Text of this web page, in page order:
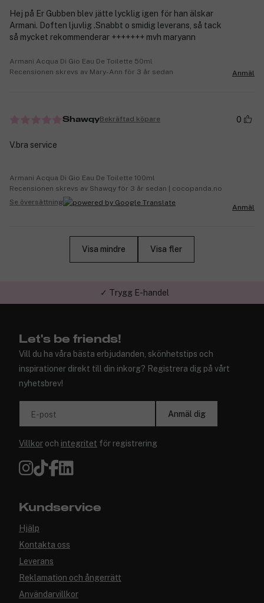
Hej på Er Gubben blev jätte lycklig igen för han älskar
Armani. Doften ljuvlig .Snabbt o smidig leverans, så tack
så mycket rekommenderar +++++++ mvh maryann
Armani Acqua Di Gio Eau De Toilette 50ml
Recensionen skrevs av Mary-Ann för 3 år sedan
Anmäl
ShawqyBekräftad köpare 0
V.bra service
Armani Acqua Di Gio Eau De Toilette 100ml
Recensionen skrevs av Shawqy för 3 år sedan | cocopanda.no
Se översättning
Anmäl
Visa mindre Visa fler
✓ Trygg E-handel
Let's be friends!
Vill du ha våra bästa erbjudanden, skönhetstips och
inspirationer direkt till din inkorg? Registrera dig på vårt
nyhetsbrev!
E-post Anmäl dig
Villkor och integritet för registrering
Kundservice
Hjälp
Kontakta oss
Leverans
Reklamation och ångerrätt
Användarvillkor